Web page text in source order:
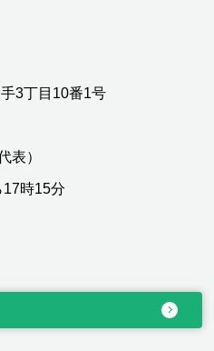
3丁目10番1号
表）
時15分